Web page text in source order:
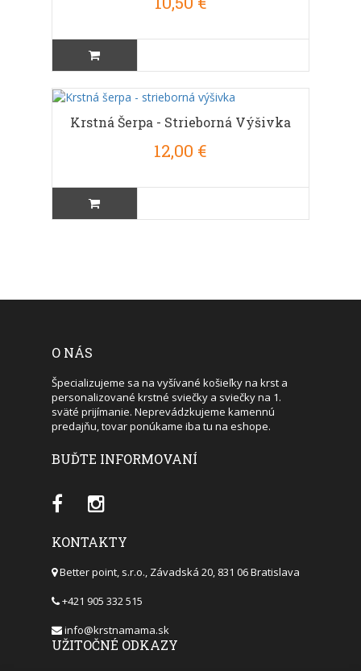
Krstná Šerpa - Strieborná Výšivka
12,00 €
O NÁS
Špecializujeme sa na vyšívané košieľky na krst a
personalizované krstné sviečky a sviečky na 1.
sväté prijímanie. Neprevádzkujeme kamennú
predajňu, tovar ponúkame iba tu na eshope.
BUĎTE INFORMOVANÍ
KONTAKTY
Better point, s.r.o., Závadská 20, 831 06 Bratislava
+421 905 332 515
info@krstnamama.sk
UŽITOČNÉ ODKAZY